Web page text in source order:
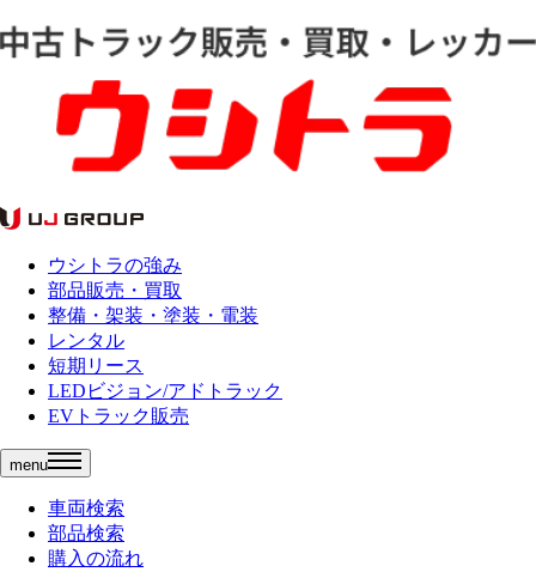
ウシトラの強み
部品販売・買取
整備・架装・塗装・電装
レンタル
短期リース
LEDビジョン/アドトラック
EVトラック販売
menu
車両検索
部品検索
購入の流れ